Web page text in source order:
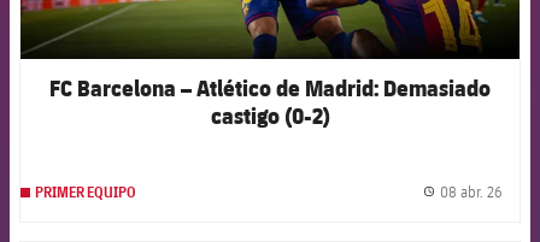
FC Barcelona – Atlético de Madrid: Demasiado
castigo (0-2)
PRIMER EQUIPO 08 abr. 26